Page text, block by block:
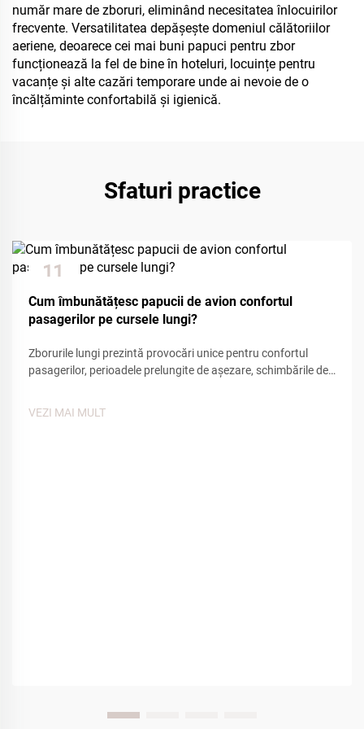
număr mare de zboruri, eliminând necesitatea înlocuirilor
frecvente. Versatilitatea depășește domeniul călătoriilor
aeriene, deoarece cei mai buni papuci pentru zbor
funcționează la fel de bine în hoteluri, locuințe pentru
vacanțe și alte cazări temporare unde ai nevoie de o
încălțăminte confortabilă și igienică.
Sfaturi practice
11
Dec
Cum îmbunătățesc papucii de avion confortul
pasagerilor pe cursele lungi?
Zborurile lungi prezintă provocări unice pentru confortul
pasagerilor, perioadele prelungite de așezare, schimbările de
VEZI MAI MULT